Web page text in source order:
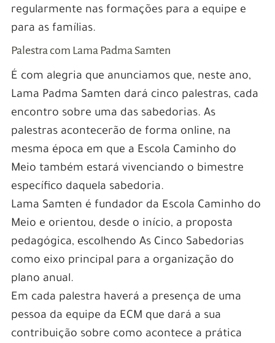
regularmente nas formações para a equipe e
para as famílias.
Palestra com Lama Padma Samten
É com alegria que anunciamos que, neste ano,
Lama Padma Samten dará cinco palestras, cada
encontro sobre uma das sabedorias. As
palestras acontecerão de forma online, na
mesma época em que a Escola Caminho do
Meio também estará vivenciando o bimestre
específico daquela sabedoria.
Lama Samten é fundador da Escola Caminho do
Meio e orientou, desde o início, a proposta
pedagógica, escolhendo As Cinco Sabedorias
como eixo principal para a organização do
plano anual.
Em cada palestra haverá a presença de uma
pessoa da equipe da ECM que dará a sua
contribuição sobre como acontece a prática